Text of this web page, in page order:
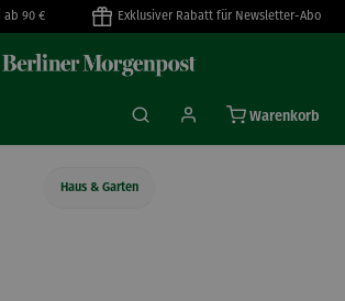
ab 90 € Exklusiver Rabatt für Newsletter-Abo
Warenkorb
Haus & Garten